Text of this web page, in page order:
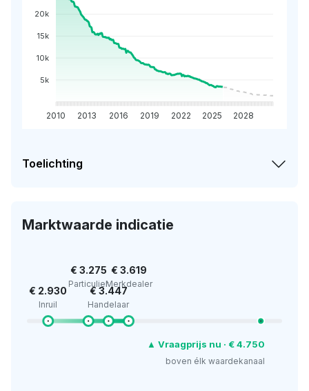
20k
15k
10k
5k
2010 2013 2016 2019 2022 2025 2028
Toelichting
Marktwaarde indicatie
€ 2.930
Inruil
€ 3.275
Particulier
€ 3.447
Handelaar
€ 3.619
Merkdealer
▲ Vraagprijs nu · € 4.750
boven élk waardekanaal